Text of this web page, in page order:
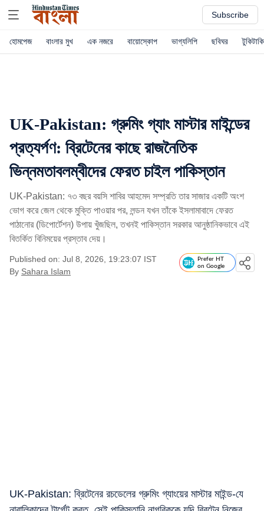
Subscribe
হোমপেজ বাংলার মুখ এক নজরে বায়োস্কোপ ভাগ্যলিপি ছবিঘর টুকিটাকি
UK-Pakistan: গ্রুমিং গ্যাং মাস্টার মাইন্ডের
প্রত্যর্পণ: ব্রিটেনের কাছে রাজনৈতিক
ভিন্নমতাবলম্বীদের ফেরত চাইল পাকিস্তান
UK-Pakistan: ৭৩ বছর বয়সি শাবির আহমেদ সম্প্রতি তার সাজার একটি অংশ
ভোগ করে জেল থেকে মুক্তি পাওয়ার পর, লন্ডন যখন তাঁকে ইসলামাবাদে ফেরত
পাঠানোর (ডিপোর্টেশন) উপায় খুঁজছিল, তখনই পাকিস্তান সরকার আনুষ্ঠানিকভাবে এই
বিতর্কিত বিনিময়ের প্রস্তাব দেয়।
Published on: Jul 8, 2026, 19:23:07 IST
By Sahara Islam
Prefer HT
on Google
UK-Pakistan: ব্রিটেনের রচডেলের গ্রুমিং গ্যাংয়ের মাস্টার মাইন্ড-যে